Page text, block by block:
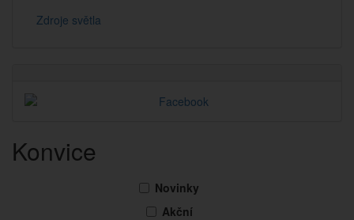
Zdroje světla
Konvice
Novinky
Akční